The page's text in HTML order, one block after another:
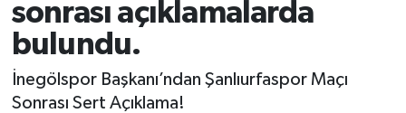
sonrası açıklamalarda
bulundu.
İnegölspor Başkanı’ndan Şanlıurfaspor Maçı
Sonrası Sert Açıklama!
Haber Arşivi